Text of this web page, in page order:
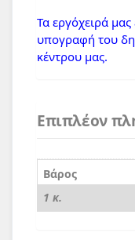
Τα εργόχειρά μας
υπογραφή του
κέντρου μας.
Επιπλέον
Βάρος
1 κ.